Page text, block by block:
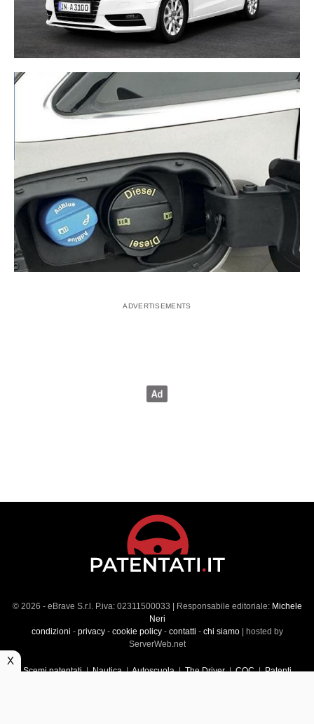
© 2026 - eBrave S.r.l. P.iva: 02311500033 | Responsabile editoriale: Michele
Neri
condizioni - privacy- cookie policy- contatti - chi siamo| hosted by
ServerWeb.net
Scemi patentati|Nautica|Autoscuola|The Driver|CQC|Patenti
X